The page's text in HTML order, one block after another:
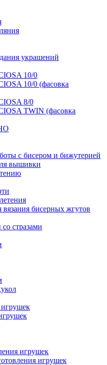
украшений
10/0
10/0 (фасовка
8/0
TWIN (фасовка
с бисером и бижутерией
вышивки
вязания бисерных жгутов
стразами
игрушек
игрушек
игрушек